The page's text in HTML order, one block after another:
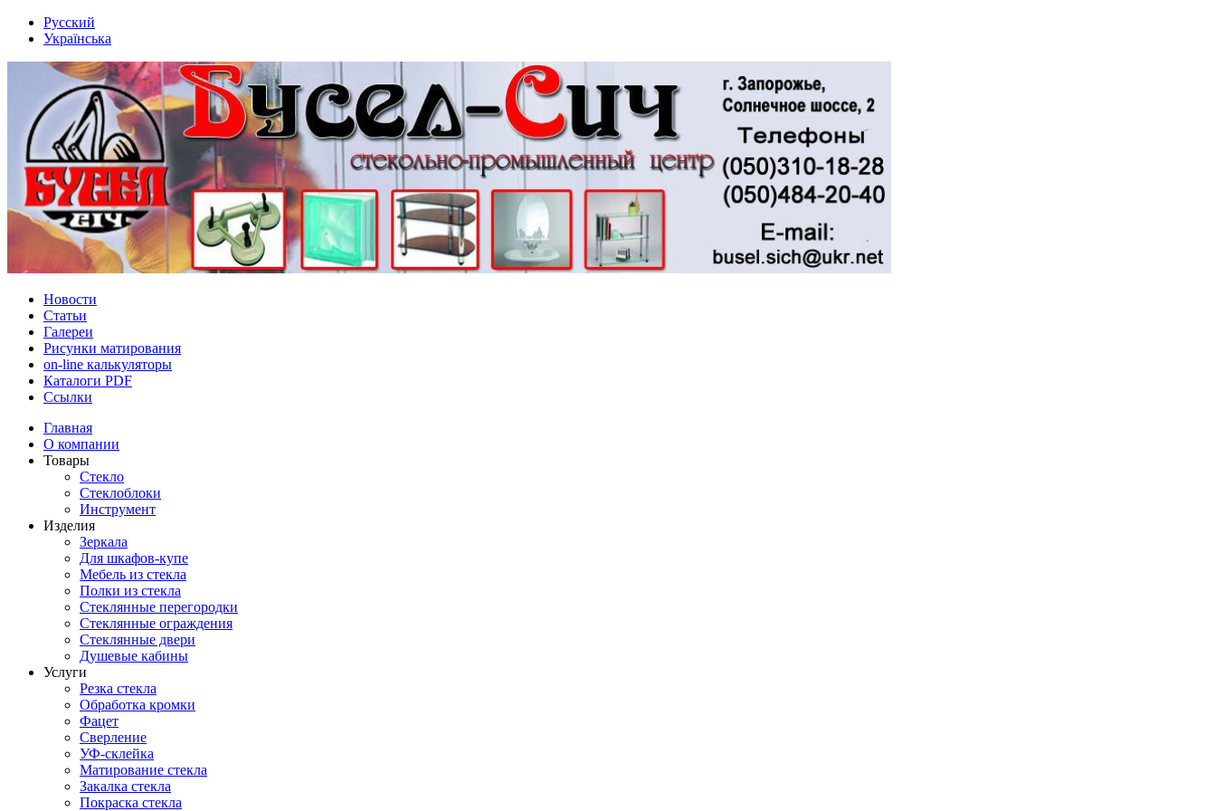
Русский
Українська
Новости
Статьи
Галереи
Рисунки матирования
on-line калькуляторы
Каталоги PDF
Ссылки
Главная
О компании
Товары
Стекло
Стеклоблоки
Инструмент
Изделия
Зеркала
Для шкафов-купе
Мебель из стекла
Полки из стекла
Стеклянные перегородки
Стеклянные ограждения
Стеклянные двери
Душевые кабины
Услуги
Резка стекла
Обработка кромки
Фацет
Сверление
УФ-склейка
Матирование стекла
Закалка стекла
Покраска стекла